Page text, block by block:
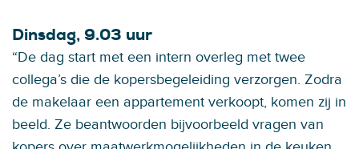
Dinsdag, 9.03 uur
“De dag start met een intern overleg met twee
collega’s die de kopersbegeleiding verzorgen. Zodra
de makelaar een appartement verkoopt, komen zij in
beeld. Ze beantwoorden bijvoorbeeld vragen van